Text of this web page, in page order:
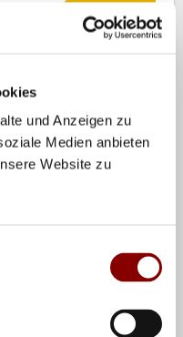
und Anzeigen zu
Medien anbieten
Website zu